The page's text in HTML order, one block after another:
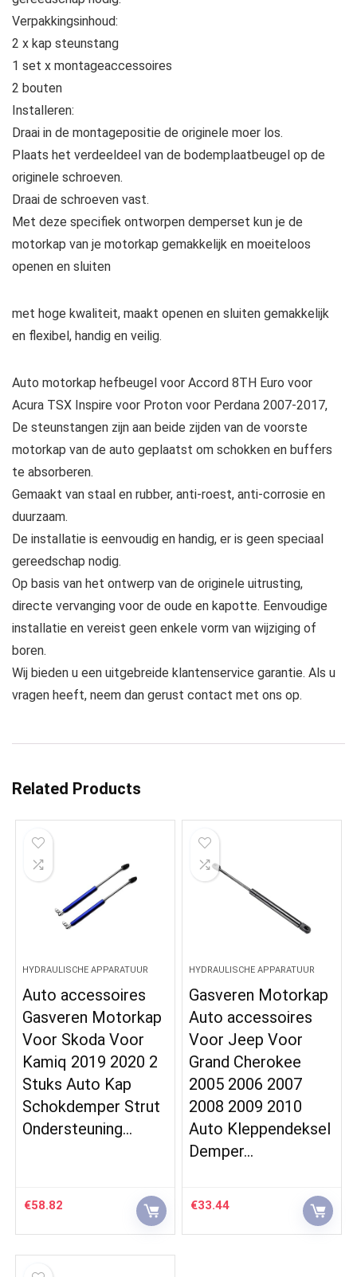
Verpakkingsinhoud:
2 x kap steunstang
1 set x montageaccessoires
2 bouten
Installeren:
Draai in de montagepositie de originele moer los.
Plaats het verdeeldeel van de bodemplaatbeugel op de
originele schroeven.
Draai de schroeven vast.
Met deze specifiek ontworpen demperset kun je de
motorkap van je motorkap gemakkelijk en moeiteloos
openen en sluiten
met hoge kwaliteit, maakt openen en sluiten gemakkelijk
en flexibel, handig en veilig.
Auto motorkap hefbeugel voor Accord 8TH Euro voor
Acura TSX Inspire voor Proton voor Perdana 2007-2017,
De steunstangen zijn aan beide zijden van de voorste
motorkap van de auto geplaatst om schokken en buffers
te absorberen.
Gemaakt van staal en rubber, anti-roest, anti-corrosie en
duurzaam.
De installatie is eenvoudig en handig, er is geen speciaal
gereedschap nodig.
Op basis van het ontwerp van de originele uitrusting,
directe vervanging voor de oude en kapotte. Eenvoudige
installatie en vereist geen enkele vorm van wijziging of
boren.
Wij bieden u een uitgebreide klantenservice garantie. Als u
vragen heeft, neem dan gerust contact met ons op.
Related Products
HYDRAULISCHE APPARATUUR
Auto accessoires
Gasveren Motorkap
Voor Skoda Voor
Kamiq 2019 2020 2
Stuks Auto Kap
Schokdemper Strut
Ondersteuning…
€58.82
HYDRAULISCHE APPARATUUR
Gasveren Motorkap
Auto accessoires
Voor Jeep Voor
Grand Cherokee
2005 2006 2007
2008 2009 2010
Auto Kleppendeksel
Demper…
€33.44